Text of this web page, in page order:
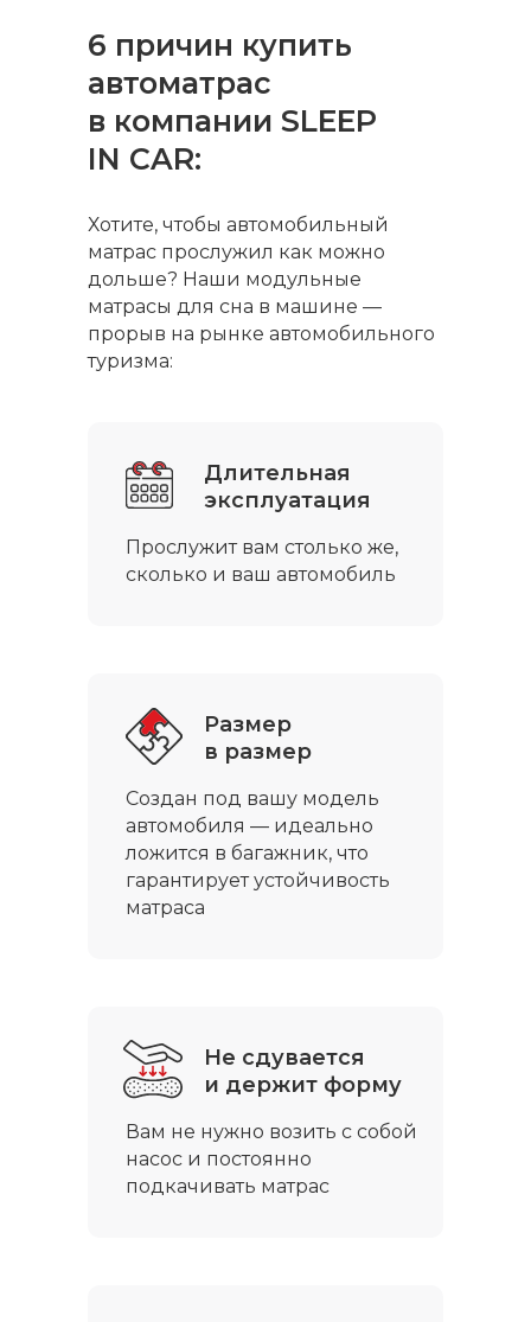
6 причин купить
автоматрас
в компании SLEEP
IN CAR:
Хотите, чтобы автомобильный
матрас прослужил как можно
дольше? Наши модульные
матрасы для сна в машине —
прорыв на рынке автомобильного
туризма:
Длительная
эксплуатация
Прослужит вам столько же,
сколько и ваш автомобиль
Размер
в размер
Создан под вашу модель
автомобиля — идеально
ложится в багажник, что
гарантирует устойчивость
матраса
Не сдувается
и держит форму
Вам не нужно возить с собой
насос и постоянно
подкачивать матрас